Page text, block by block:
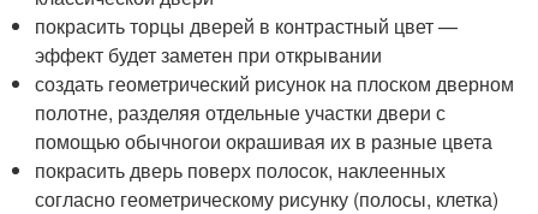
покрасить торцы дверей в контрастный цвет —
эффект будет заметен при открывании
создать геометрический рисунок на плоском дверном
полотне, разделяя отдельные участки двери с
помощью обычногои окрашивая их в разные цвета
покрасить дверь поверх полосок, наклеенных
согласно геометрическому рисунку (полосы, клетка)